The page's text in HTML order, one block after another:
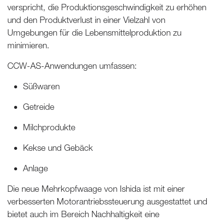
verspricht, die Produktionsgeschwindigkeit zu erhöhen
und den Produktverlust in einer Vielzahl von
Umgebungen für die Lebensmittelproduktion zu
minimieren.
CCW-AS-Anwendungen umfassen:
Süßwaren
Getreide
Milchprodukte
Kekse und Gebäck
Anlage
Die neue Mehrkopfwaage von Ishida ist mit einer
verbesserten Motorantriebssteuerung ausgestattet und
bietet auch im Bereich Nachhaltigkeit eine